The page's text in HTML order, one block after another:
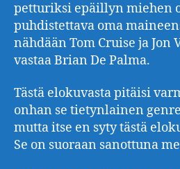
petturiksi epäillyn miehen
puhdistettava oma
nähdään Tom Cruise ja Jon
vastaa Brian De Palma.
Tästä elokuvasta pitäisi
onhan se tietynlainen
mutta itse en syty tästä
Se on suoraan sanottuna